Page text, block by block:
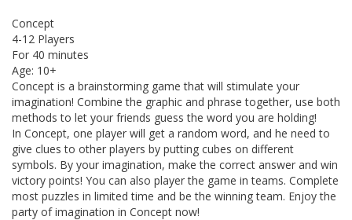
Concept
4-12 Players
For 40 minutes
Age: 10+
Concept is a brainstorming game that will stimulate your
imagination! Combine the graphic and phrase together, use both
methods to let your friends guess the word you are holding!
In Concept, one player will get a random word, and he need to
give clues to other players by putting cubes on different
symbols. By your imagination, make the correct answer and win
victory points! You can also player the game in teams. Complete
most puzzles in limited time and be the winning team. Enjoy the
party of imagination in Concept now!